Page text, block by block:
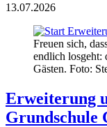
13.07.2026
Freuen sich,
endlich losgeht:
Gästen. Foto:
Erweiterung
Grundschule